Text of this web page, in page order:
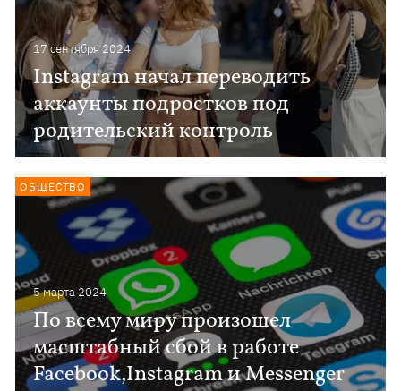
17 сентября 2024
Instagram начал переводить
аккаунты подростков под
родительский контроль
5 марта 2024
По всему миру произошел
масштабный сбой в работе
Facebook,Instagram и Messenger
ОБЩЕСТВО